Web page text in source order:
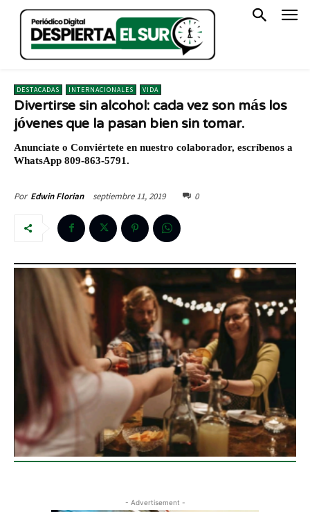
DESTACADAS INTERNACIONALES VIDA
Divertirse sin alcohol: cada vez son más los
jóvenes que la pasan bien sin tomar.
Anunciate o Conviértete en nuestro colaborador, escríbenos a
WhatsApp 809-863-5791.
Por Edwin Florian septiembre 11, 2019 0
- Advertisement -